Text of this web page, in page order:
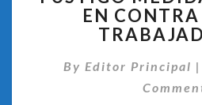
EN
EL
EN CONTRA
By Editor Principal |